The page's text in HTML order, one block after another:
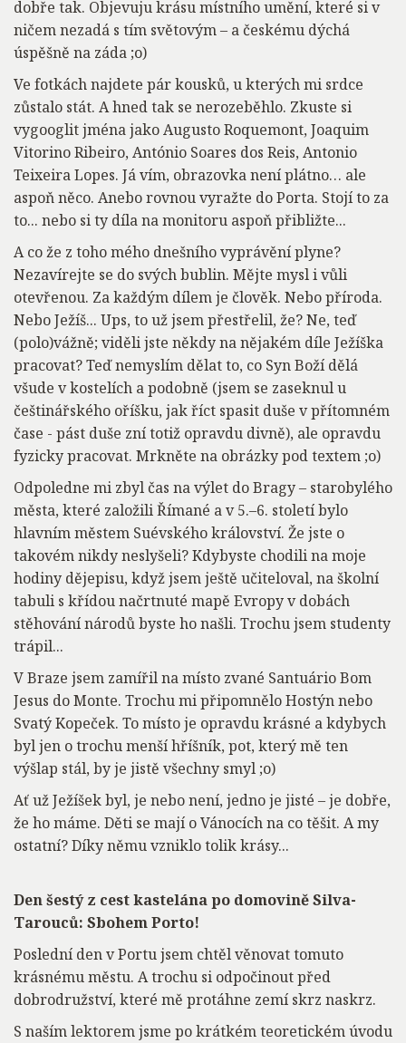
dobře tak. Objevuju krásu místního umění, které si v
ničem nezadá s tím světovým – a českému dýchá
úspěšně na záda ;o)
Ve fotkách najdete pár kousků, u kterých mi srdce
zůstalo stát. A hned tak se nerozeběhlo. Zkuste si
vygooglit jména jako Augusto Roquemont, Joaquim
Vitorino Ribeiro, António Soares dos Reis, Antonio
Teixeira Lopes. Já vím, obrazovka není plátno… ale
aspoň něco. Anebo rovnou vyražte do Porta. Stojí to za
to... nebo si ty díla na monitoru aspoň přibližte...
A co že z toho mého dnešního vyprávění plyne?
Nezavírejte se do svých bublin. Mějte mysl i vůli
otevřenou. Za každým dílem je člověk. Nebo příroda.
Nebo Ježíš... Ups, to už jsem přestřelil, že? Ne, teď
(polo)vážně; viděli jste někdy na nějakém díle Ježíška
pracovat? Teď nemyslím dělat to, co Syn Boží dělá
všude v kostelích a podobně (jsem se zaseknul u
češtinářského oříšku, jak říct spasit duše v přítomném
čase - pást duše zní totiž opravdu divně), ale opravdu
fyzicky pracovat. Mrkněte na obrázky pod textem ;o)
Odpoledne mi zbyl čas na výlet do Bragy – starobylého
města, které založili Římané a v 5.–6. století bylo
hlavním městem Suévského království. Že jste o
takovém nikdy neslyšeli? Kdybyste chodili na moje
hodiny dějepisu, když jsem ještě učiteloval, na školní
tabuli s křídou načrtnuté mapě Evropy v dobách
stěhování národů byste ho našli. Trochu jsem studenty
trápil...
V Braze jsem zamířil na místo zvané Santuário Bom
Jesus do Monte. Trochu mi připomnělo Hostýn nebo
Svatý Kopeček. To místo je opravdu krásné a kdybych
byl jen o trochu menší hříšník, pot, který mě ten
výšlap stál, by je jistě všechny smyl ;o)
Ať už Ježíšek byl, je nebo není, jedno je jisté – je dobře,
že ho máme. Děti se mají o Vánocích na co těšit. A my
ostatní? Díky němu vzniklo tolik krásy...
Den šestý z cest kastelána po domovině Silva-
Tarouců: Sbohem Porto!
Poslední den v Portu jsem chtěl věnovat tomuto
krásnému městu. A trochu si odpočinout před
dobrodružství, které mě protáhne zemí skrz naskrz.
S naším lektorem jsme po krátkém teoretickém úvodu